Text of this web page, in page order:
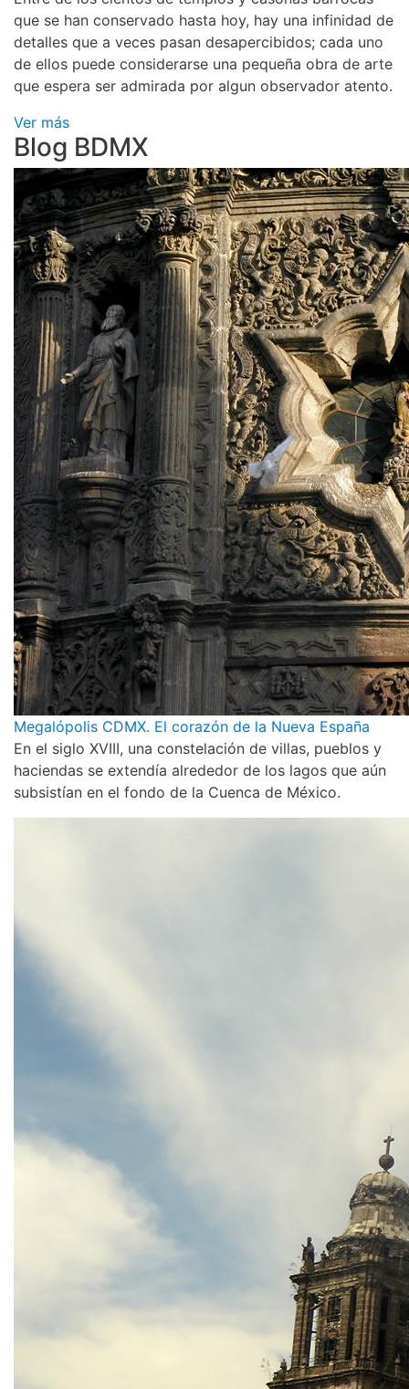
que se han conservado hasta hoy, hay una infinidad de
detalles que a veces pasan desapercibidos; cada uno
de ellos puede considerarse una pequeña obra de arte
que espera ser admirada por algun observador atento.
Ver más
Blog BDMX
Megalópolis CDMX. El corazón de la Nueva España
En el siglo XVIII, una constelación de villas, pueblos y
haciendas se extendía alrededor de los lagos que aún
subsistían en el fondo de la Cuenca de México.